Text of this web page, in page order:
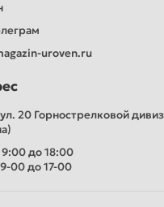
uroven.ru
20 Горнострелковой
до 18:00
00 до 17-00